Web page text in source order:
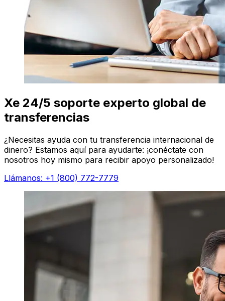
Xe 24/5 soporte experto global de
transferencias
¿Necesitas ayuda con tu transferencia internacional de
dinero? Estamos aquí para ayudarte: ¡conéctate con
nosotros hoy mismo para recibir apoyo personalizado!
Llámanos: +1 (800) 772-7779